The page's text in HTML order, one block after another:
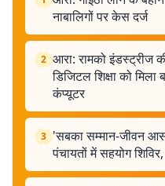
नाबालिगों पर केस दर्ज
2 आरा: रामको इंडस्ट्रीज
डिजिटल शिक्षा को मिला
कंप्यूटर
3 'सबका सम्मान-जीवन
पंचायतों में सहयोग